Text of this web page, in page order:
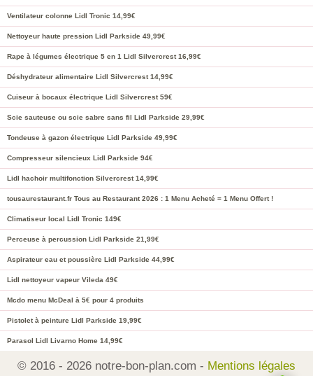
Ventilateur colonne Lidl Tronic 14,99€
Nettoyeur haute pression Lidl Parkside 49,99€
Rape à légumes électrique 5 en 1 Lidl Silvercrest 16,99€
Déshydrateur alimentaire Lidl Silvercrest 14,99€
Cuiseur à bocaux électrique Lidl Silvercrest 59€
Scie sauteuse ou scie sabre sans fil Lidl Parkside 29,99€
Tondeuse à gazon électrique Lidl Parkside 49,99€
Compresseur silencieux Lidl Parkside 94€
Lidl hachoir multifonction Silvercrest 14,99€
tousaurestaurant.fr Tous au Restaurant 2026 : 1 Menu Acheté = 1 Menu Offert !
Climatiseur local Lidl Tronic 149€
Perceuse à percussion Lidl Parkside 21,99€
Aspirateur eau et poussière Lidl Parkside 44,99€
Lidl nettoyeur vapeur Vileda 49€
Mcdo menu McDeal à 5€ pour 4 produits
Pistolet à peinture Lidl Parkside 19,99€
Parasol Lidl Livarno Home 14,99€
© 2016 - 2026 notre-bon-plan.com - Mentions légales